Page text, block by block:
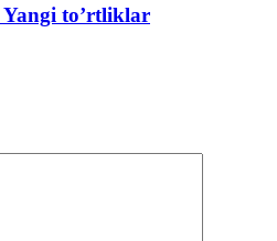
to’rtliklar